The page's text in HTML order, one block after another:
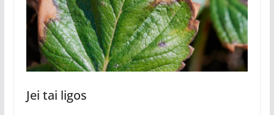
Jei tai ligos